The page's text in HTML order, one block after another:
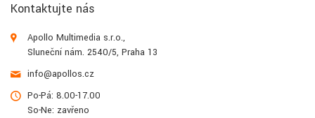
Kontaktujte nás
Apollo Multimedia s.r.o.,
Sluneční nám. 2540/5, Praha 13
info@apollos.cz
Po-Pá: 8.00-17.00
So-Ne: zavřeno